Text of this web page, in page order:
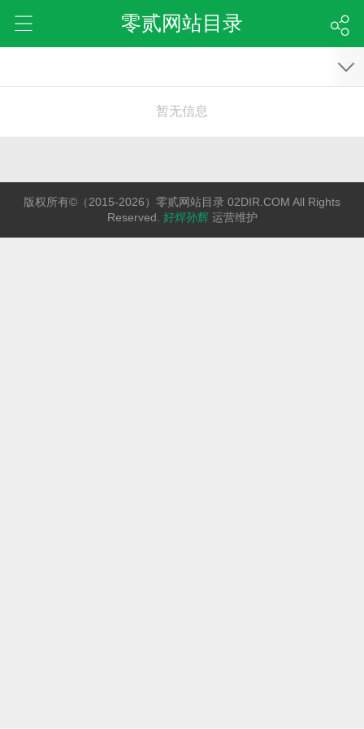
零贰网站目录
暂无信息
版权所有©（2015-2026）零贰网站目录 02DIR.COM All Rights
Reserved. 好焊孙辉 运营维护